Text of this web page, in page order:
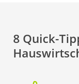
8 Quick-